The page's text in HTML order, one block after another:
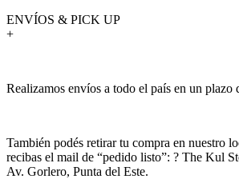
ENVÍOS & PICK UP
+
Realizamos envíos a todo el país en un plazo
También podés retirar tu compra en nuestro
recibas el mail de “pedido listo”: ? The Kul
Av. Gorlero, Punta del Este.